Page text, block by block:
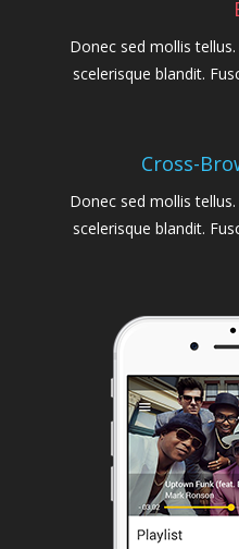
Donec sed mollis
scelerisque blandit.
Cross-
Donec sed mollis
scelerisque blandit.